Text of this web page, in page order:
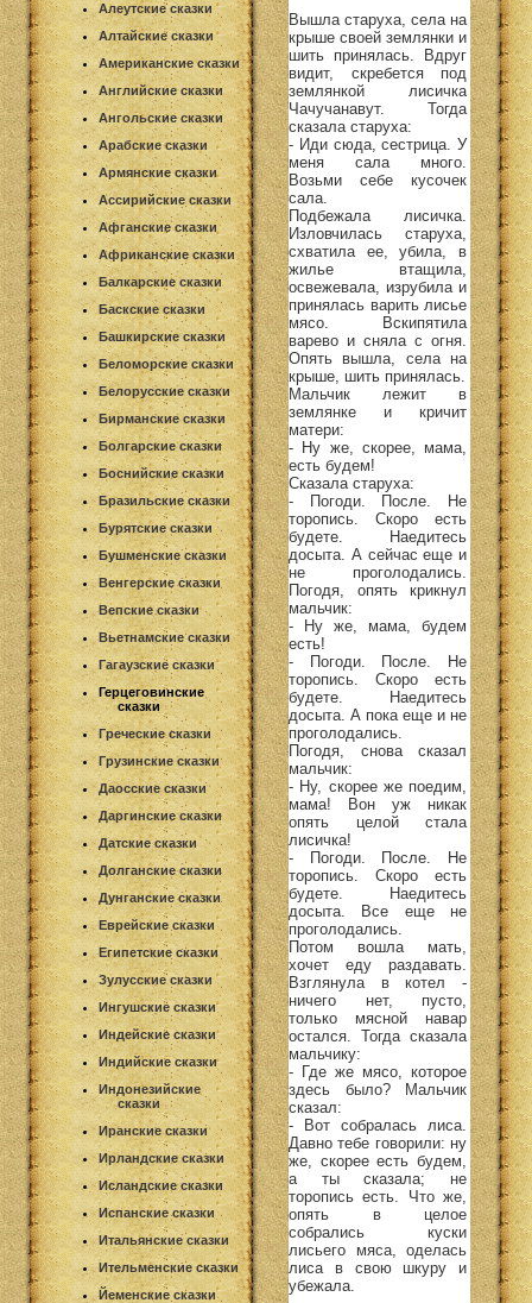
Алеутские сказки
Алтайские сказки
Американские сказки
Английские сказки
Ангольские сказки
Арабские сказки
Армянские сказки
Ассирийские сказки
Афганские сказки
Африканские сказки
Балкарские сказки
Баскские сказки
Башкирские сказки
Беломорские сказки
Белорусские сказки
Бирманские сказки
Болгарские сказки
Боснийские сказки
Бразильские сказки
Бурятские сказки
Бушменские сказки
Венгерские сказки
Вепские сказки
Вьетнамские сказки
Гагаузские сказки
Герцеговинские
сказки
Греческие сказки
Грузинские сказки
Даосские сказки
Даргинские сказки
Датские сказки
Долганские сказки
Дунганские сказки
Еврейские сказки
Египетские сказки
Зулусские сказки
Ингушские сказки
Индейские сказки
Индийские сказки
Индонезийские
сказки
Иранские сказки
Ирландские сказки
Исландские сказки
Испанские сказки
Итальянские сказки
Ительменские сказки
Йеменские сказки
Вышла старуха, села на
крыше своей землянки и
шить принялась. Вдруг
видит, скребется под
землянкой лисичка
Чачучанавут. Тогда
сказала старуха:
- Иди сюда, сестрица. У
меня сала много.
Возьми себе кусочек
сала.
Подбежала лисичка.
Изловчилась старуха,
схватила ее, убила, в
жилье втащила,
освежевала, изрубила и
принялась варить лисье
мясо. Вскипятила
варево и сняла с огня.
Опять вышла, села на
крыше, шить принялась.
Мальчик лежит в
землянке и кричит
матери:
- Ну же, скорее, мама,
есть будем!
Сказала старуха:
- Погоди. После. Не
торопись. Скоро есть
будете. Наедитесь
досыта. А сейчас еще и
не проголодались.
Погодя, опять крикнул
мальчик:
- Ну же, мама, будем
есть!
- Погоди. После. Не
торопись. Скоро есть
будете. Наедитесь
досыта. А пока еще и не
проголодались.
Погодя, снова сказал
мальчик:
- Ну, скорее же поедим,
мама! Вон уж никак
опять целой стала
лисичка!
- Погоди. После. Не
торопись. Скоро есть
будете. Наедитесь
досыта. Все еще не
проголодались.
Потом вошла мать,
хочет еду раздавать.
Взглянула в котел -
ничего нет, пусто,
только мясной навар
остался. Тогда сказала
мальчику:
- Где же мясо, которое
здесь было? Мальчик
сказал:
- Вот собралась лиса.
Давно тебе говорили: ну
же, скорее есть будем,
а ты сказала; не
торопись есть. Что же,
опять в целое
собрались куски
лисьего мяса, оделась
лиса в свою шкуру и
убежала.